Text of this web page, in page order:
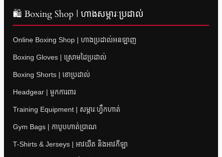
🛍 Boxing Shop | ហាងសម្ភារៈប្រដាល់
Online Boxing Shop | ហាងប្រដាល់អនឡាញ
Boxing Gloves | ស្រោមដៃប្រដាល់
Boxing Shorts | ខោប្រដាល់
Headgear | មួកការពារ
Training Equipment | សម្ភារៈហ្វឹកហាត់
Gym Bags | កាបូបហាត់ប្រាណ
T-Shirts & Jerseys | អាវយឺត និងអាវកីឡា